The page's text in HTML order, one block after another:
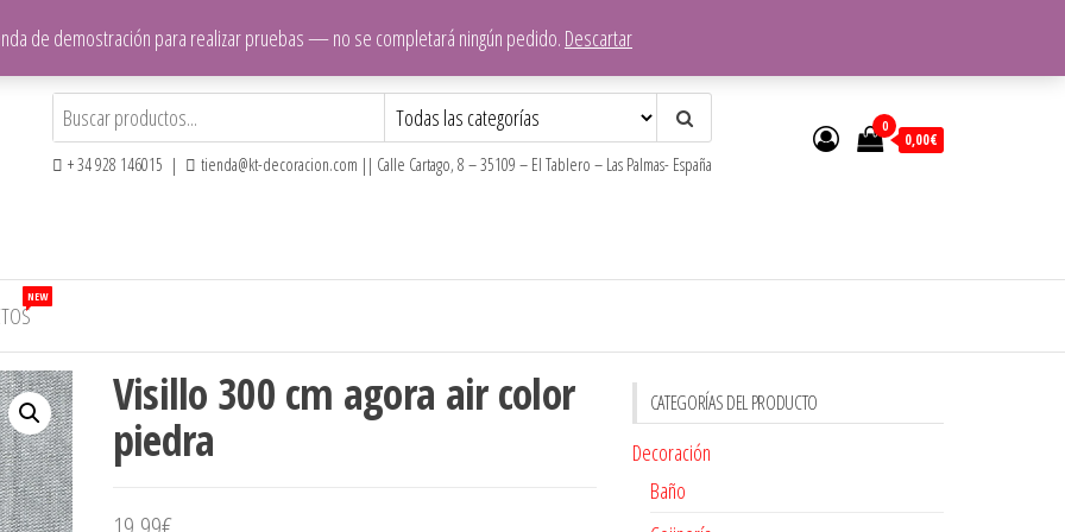
+ 34 928 146015 | tienda@kt-decoracion.com || Calle Cartago, 8 – 35109 – El Tablero – Las Palmas- España
0
0,00€
NEW
Visillo 300 cm agora air color
piedra
CATEGORÍAS DEL PRODUCTO
Decoración
Baño
de demostración para realizar pruebas — no se completará ningún pedido. Descartar